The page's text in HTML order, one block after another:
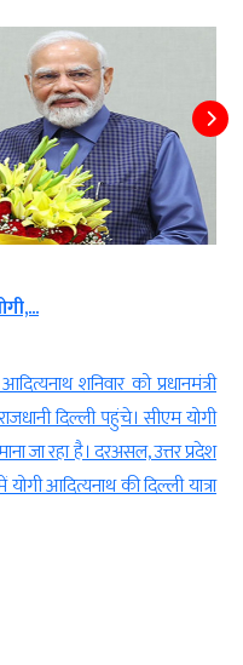
बदलती रही...
supremo Mayawati) ने कहा कि
अपना राजनीतिक रंग बदलती
Colors) । बहुजन समाज पार्टी
पार्टी (सपा) पर तीखा हमला
[…]